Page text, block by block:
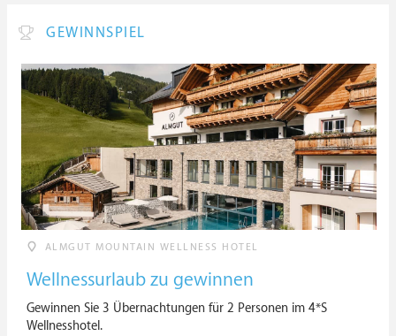
GEWINNSPIEL
ALMGUT MOUNTAIN WELLNESS HOTEL
Wellnessurlaub zu gewinnen
Gewinnen Sie 3 Übernachtungen für 2 Personen im 4*S
Wellnesshotel.